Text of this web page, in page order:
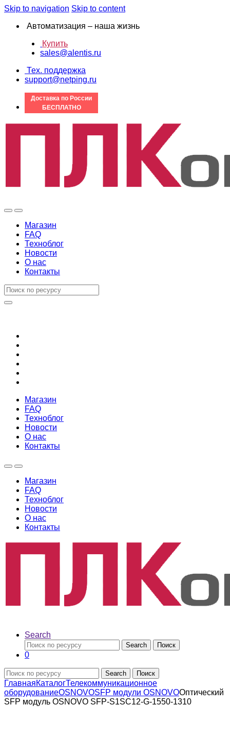
Skip to navigation Skip to content
Автоматизация – наша жизнь
Купить
sales@alentis.ru
Тех. поддержка
support@netping.ru
Доставка по России
БЕСПЛАТНО
Магазин
FAQ
Техноблог
Новости
О нас
Контакты
Магазин
FAQ
Техноблог
Новости
О нас
Контакты
Магазин
FAQ
Техноблог
Новости
О нас
Контакты
Search
Search Поиск
0
Search Поиск
ГлавнаяКаталогТелекоммуникационное
оборудованиеOSNOVOSFP модули OSNOVOОптический
SFP модуль OSNOVO SFP-S1SC12-G-1550-1310